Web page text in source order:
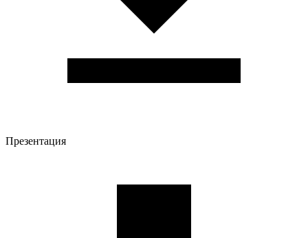
Презентация